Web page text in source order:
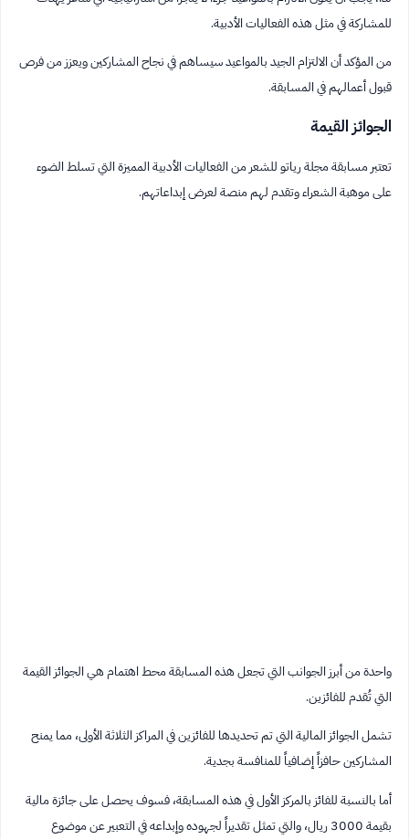
للمشاركة في مثل هذه الفعاليات الأدبية.
من المؤكد أن الالتزام الجيد بالمواعيد سيساهم في نجاح المشاركين ويعزز من فرص
قبول أعمالهم في المسابقة.
الجوائز القيمة
تعتبر مسابقة مجلة رياتو للشعر من الفعاليات الأدبية المميزة التي تسلط الضوء
على موهبة الشعراء وتقدم لهم منصة لعرض إبداعاتهم.
واحدة من أبرز الجوانب التي تجعل هذه المسابقة محط اهتمام هي الجوائز القيمة
التي تُقدم للفائزين.
تشمل الجوائز المالية التي تم تحديدها للفائزين في المراكز الثلاثة الأولى، مما يمنح
المشاركين حافزاً إضافياً للمنافسة بجدية.
أما بالنسبة للفائز بالمركز الأول في هذه المسابقة، فسوف يحصل على جائزة مالية
بقيمة 3000 ريال، والتي تمثل تقديراً لجهوده وإبداعه في التعبير عن موضوع